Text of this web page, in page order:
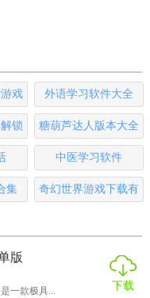
戏
外语学习软件大全
锁
糖葫芦达人版本大全
中医学习软件
集
奇幻世界游戏下载有
版
一款极具...
下载